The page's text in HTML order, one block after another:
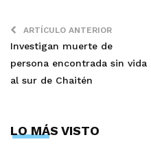
ARTÍCULO ANTERIOR
Investigan muerte de
persona encontrada sin vida
al sur de Chaitén
LO MÁS VISTO